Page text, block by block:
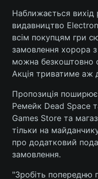
Наближається вихід
видавництво
всім покупцям гри
замовлення хорора
можна безкоштовно
Акція триватиме аж
Пропозиція
Ремейк Dead Space
Games Store та
тільки на
про додатковий
замовлення.
"Зробіть попередню